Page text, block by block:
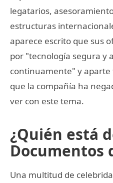
legatarios,
estructuras
aparece escrito que sus
por "tecnología segura y
continuamente" y
que la compañía ha
ver con este tema.
¿Quién está
Documentos
Una multitud de